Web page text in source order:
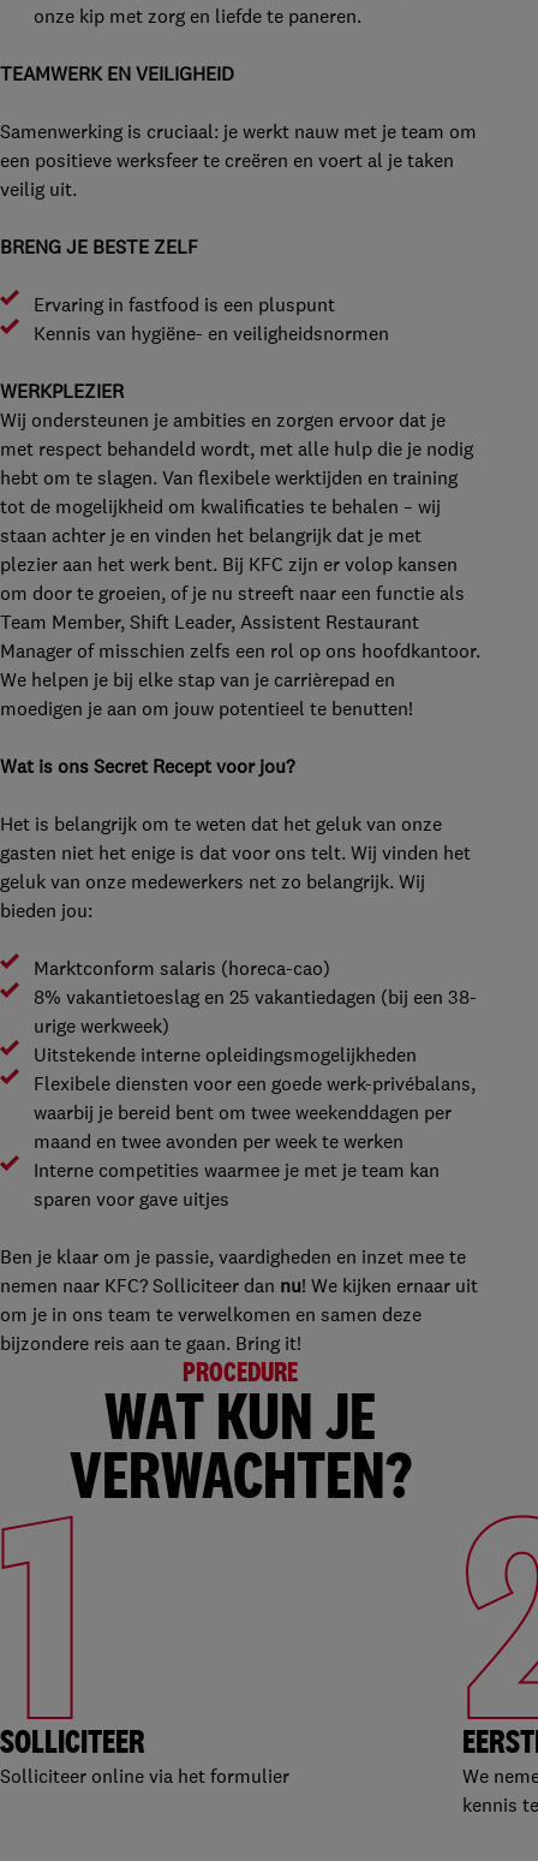
onze kip met zorg en liefde te paneren.
TEAMWERK EN VEILIGHEID
Samenwerking is cruciaal: je werkt nauw met je team om
een positieve werksfeer te creëren en voert al je taken
veilig uit.
BRENG JE BESTE ZELF
Ervaring in fastfood is een pluspunt
Kennis van hygiëne- en veiligheidsnormen
WERKPLEZIER
Wij ondersteunen je ambities en zorgen ervoor dat je
met respect behandeld wordt, met alle hulp die je nodig
hebt om te slagen. Van flexibele werktijden en training
tot de mogelijkheid om kwalificaties te behalen – wij
staan achter je en vinden het belangrijk dat je met
plezier aan het werk bent. Bij KFC zijn er volop kansen
om door te groeien, of je nu streeft naar een functie als
Team Member, Shift Leader, Assistent Restaurant
Manager of misschien zelfs een rol op ons hoofdkantoor.
We helpen je bij elke stap van je carrièrepad en
moedigen je aan om jouw potentieel te benutten!
Wat is ons Secret Recept voor jou?
Het is belangrijk om te weten dat het geluk van onze
gasten niet het enige is dat voor ons telt. Wij vinden het
geluk van onze medewerkers net zo belangrijk. Wij
bieden jou:
Marktconform salaris (horeca-cao)
8% vakantietoeslag en 25 vakantiedagen (bij een 38-
urige werkweek)
Uitstekende interne opleidingsmogelijkheden
Flexibele diensten voor een goede werk-privébalans,
waarbij je bereid bent om twee weekenddagen per
maand en twee avonden per week te werken
Interne competities waarmee je met je team kan
sparen voor gave uitjes
Ben je klaar om je passie, vaardigheden en inzet mee te
nemen naar KFC? Solliciteer dan nu! We kijken ernaar uit
om je in ons team te verwelkomen en samen deze
bijzondere reis aan te gaan. Bring it!
PROCEDURE
WAT KUN JE
VERWACHTEN?
1
SOLLICITEER
Solliciteer online via het formulier
We
kennis